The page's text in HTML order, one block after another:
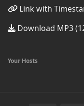
Link with
Download MP3
Your Hosts